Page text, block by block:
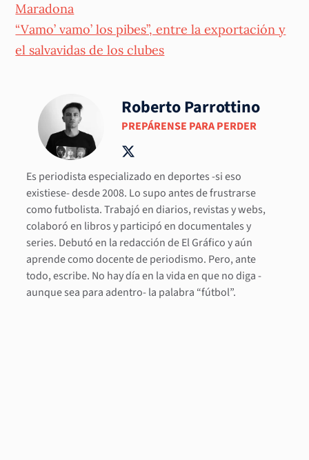
Maradona
“Vamo’ vamo’ los pibes”, entre la exportación y
el salvavidas de los clubes
Roberto Parrottino
PREPÁRENSE PARA PERDER
Es periodista especializado en deportes -si eso
existiese- desde 2008. Lo supo antes de frustrarse
como futbolista. Trabajó en diarios, revistas y webs,
colaboró en libros y participó en documentales y
series. Debutó en la redacción de El Gráfico y aún
aprende como docente de periodismo. Pero, ante
todo, escribe. No hay día en la vida en que no diga -
aunque sea para adentro- la palabra “fútbol”.